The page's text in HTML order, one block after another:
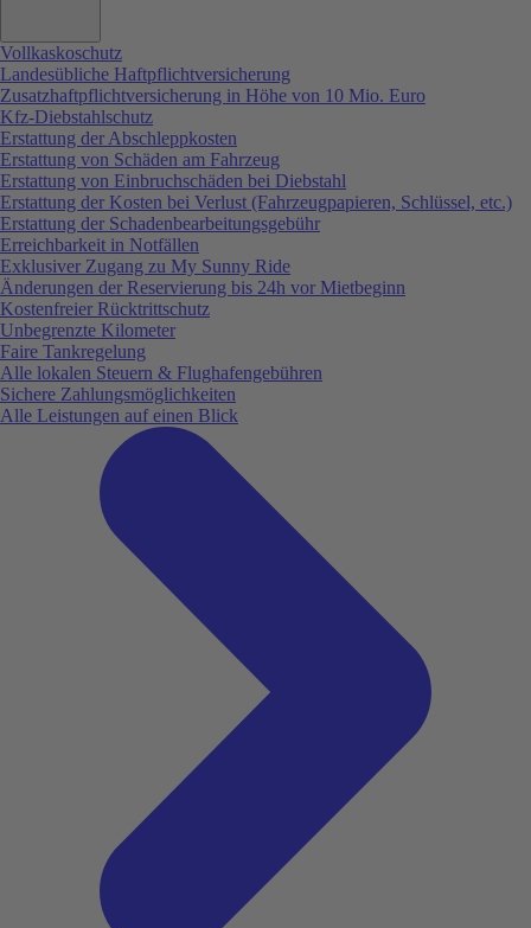
Vollkaskoschutz
Landesübliche Haftpflichtversicherung
Zusatzhaftpflichtversicherung in Höhe von 10 Mio. Euro
Kfz-Diebstahlschutz
Erstattung der Abschleppkosten
Erstattung von Schäden am Fahrzeug
Erstattung von Einbruchschäden bei Diebstahl
Erstattung der Kosten bei Verlust (Fahrzeugpapieren, Schlüssel, etc.)
Erstattung der Schadenbearbeitungsgebühr
Erreichbarkeit in Notfällen
Exklusiver Zugang zu My Sunny Ride
Änderungen der Reservierung bis 24h vor Mietbeginn
Kostenfreier Rücktrittschutz
Unbegrenzte Kilometer
Faire Tankregelung
Alle lokalen Steuern & Flughafengebühren
Sichere Zahlungsmöglichkeiten
Alle Leistungen auf einen Blick